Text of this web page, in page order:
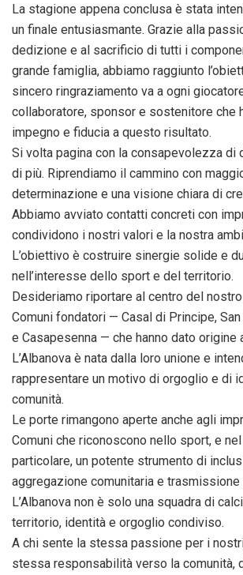
La stagione appena conclusa è stata
un finale entusiasmante. Grazie alla
dedizione e al sacrificio di tutti i
grande famiglia, abbiamo raggiunto
sincero ringraziamento va a ogni
collaboratore, sponsor e sostenitore che
impegno e fiducia a questo risultato.
Si volta pagina con la consapevolezza di
di più. Riprendiamo il cammino con
determinazione e una visione chiara di
Abbiamo avviato contatti concreti con
condividono i nostri valori e la nostra
L’obiettivo è costruire sinergie solide e
nell’interesse dello sport e del territorio.
Desideriamo riportare al centro del
Comuni fondatori — Casal di Principe, San
e Casapesenna — che hanno dato origine
L’Albanova è nata dalla loro unione e
rappresentare un motivo di orgoglio e di
comunità.
Le porte rimangono aperte anche agli
Comuni che riconoscono nello sport, e
particolare, un potente strumento di
aggregazione comunitaria e trasmissione
L’Albanova non è solo una squadra di
territorio, identità e orgoglio condiviso.
A chi sente la stessa passione per i
stessa responsabilità verso la comunità,